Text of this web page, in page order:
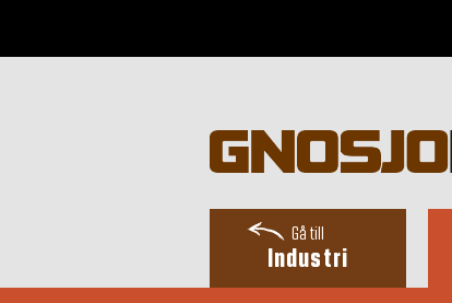
Gå till
Industri